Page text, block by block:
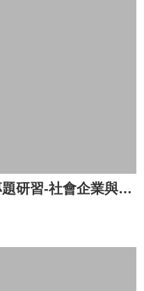
雲林縣108年度志願服務專題研習-社會企業與志願服務